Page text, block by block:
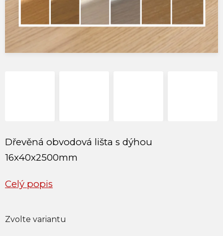
Dřevěná obvodová lišta s dýhou
16x40x2500mm
Celý popis
Zvolte variantu